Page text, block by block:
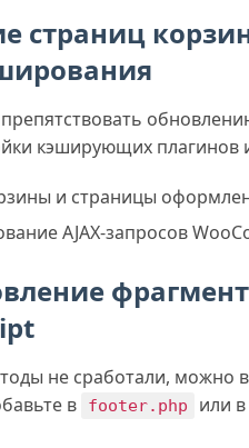
страниц
кэширующих плагинов
и страницы
AJAX-запросов
не сработали, можно
в
footer.php
или